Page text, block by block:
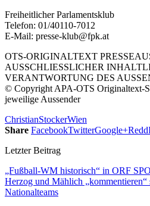
Freiheitlicher Parlamentsklub
Telefon: 01/40110-7012
E-Mail: presse-klub@fpk.at
OTS-ORIGINALTEXT
AUSSCHLIESSLICHER
VERANTWORTUNG DES
© Copyright APA-OTS Originaltext-
jeweilige Aussender
ChristianStockerWien
Share FacebookTwitterGoogle+
Letzter Beitrag
„Fußball-WM historisch“ in ORF
Herzog und Mählich „kommentieren“
Nationalteams